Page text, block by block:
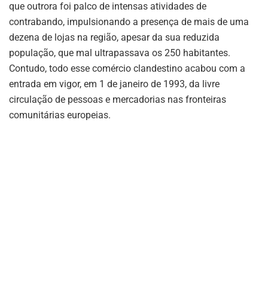
que outrora foi palco de intensas atividades de
contrabando, impulsionando a presença de mais de uma
dezena de lojas na região, apesar da sua reduzida
população, que mal ultrapassava os 250 habitantes.
Contudo, todo esse comércio clandestino acabou com a
entrada em vigor, em 1 de janeiro de 1993, da livre
circulação de pessoas e mercadorias nas fronteiras
comunitárias europeias.